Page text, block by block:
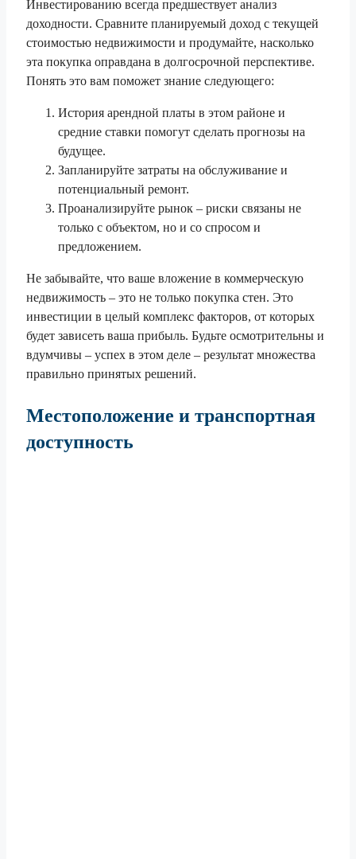
Инвестированию всегда предшествует анализ
доходности. Сравните планируемый доход с текущей
стоимостью недвижимости и продумайте, насколько
эта покупка оправдана в долгосрочной перспективе.
Понять это вам поможет знание следующего:
История арендной платы в этом районе и
средние ставки помогут сделать прогнозы на
будущее.
Запланируйте затраты на обслуживание и
потенциальный ремонт.
Проанализируйте рынок – риски связаны не
только с объектом, но и со спросом и
предложением.
Не забывайте, что ваше вложение в коммерческую
недвижимость – это не только покупка стен. Это
инвестиции в целый комплекс факторов, от которых
будет зависеть ваша прибыль. Будьте осмотрительны и
вдумчивы – успех в этом деле – результат множества
правильно принятых решений.
Местоположение и транспортная
доступность